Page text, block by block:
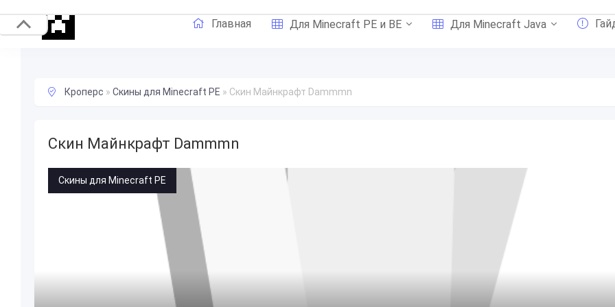
Главная Для Minecraft PE и BE Для Minecraft Java
Кроперс » Скины для Minecraft PE » Скин Майнкрафт Dammmn
Скин Майнкрафт Dammmn
Скины для Minecraft PE